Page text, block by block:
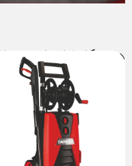
دستگاه کارواش